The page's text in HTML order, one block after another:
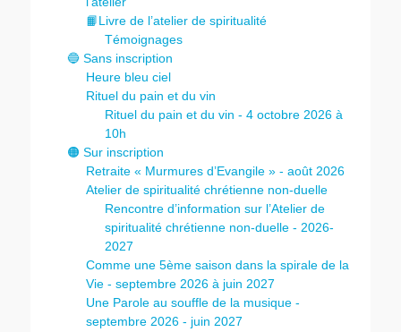
📙Livre de l’atelier de spiritualité
Témoignages
🔵 Sans inscription
Heure bleu ciel
Rituel du pain et du vin
Rituel du pain et du vin - 4 octobre 2026 à
10h
🟠 Sur inscription
Retraite « Murmures d’Evangile » - août 2026
Atelier de spiritualité chrétienne non-duelle
Rencontre d’information sur l’Atelier de
spiritualité chrétienne non-duelle - 2026-
2027
Comme une 5ème saison dans la spirale de la
Vie - septembre 2026 à juin 2027
Une Parole au souffle de la musique -
septembre 2026 - juin 2027